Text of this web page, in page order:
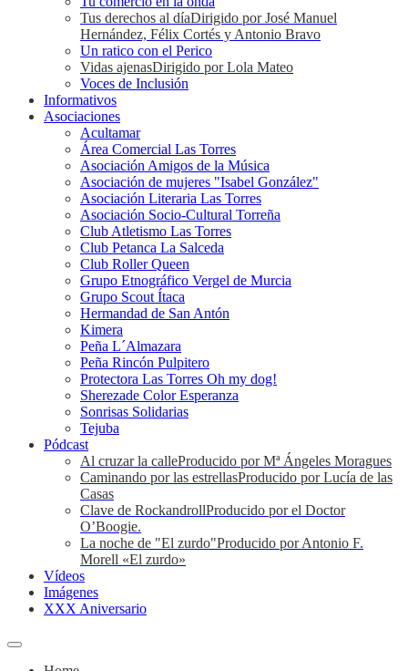
Tus derechos al díaDirigido por José Manuel
Hernández, Félix Cortés y Antonio Bravo
Un ratico con el Perico
Vidas ajenasDirigido por Lola Mateo
Voces de Inclusión
Informativos
Asociaciones
Acultamar
Área Comercial Las Torres
Asociación Amigos de la Música
Asociación de mujeres "Isabel González"
Asociación Literaria Las Torres
Asociación Socio-Cultural Torreña
Club Atletismo Las Torres
Club Petanca La Salceda
Club Roller Queen
Grupo Etnográfico Vergel de Murcia
Grupo Scout Ítaca
Hermandad de San Antón
Kimera
Peña L´Almazara
Peña Rincón Pulpitero
Protectora Las Torres Oh my dog!
Sherezade Color Esperanza
Sonrisas Solidarias
Tejuba
Pódcast
Al cruzar la calleProducido por Mª Ángeles Moragues
Caminando por las estrellasProducido por Lucía de las
Casas
Clave de RockandrollProducido por el Doctor
O’Boogie.
La noche de "El zurdo"Producido por Antonio F.
Morell «El zurdo»
Vídeos
Imágenes
XXX Aniversario